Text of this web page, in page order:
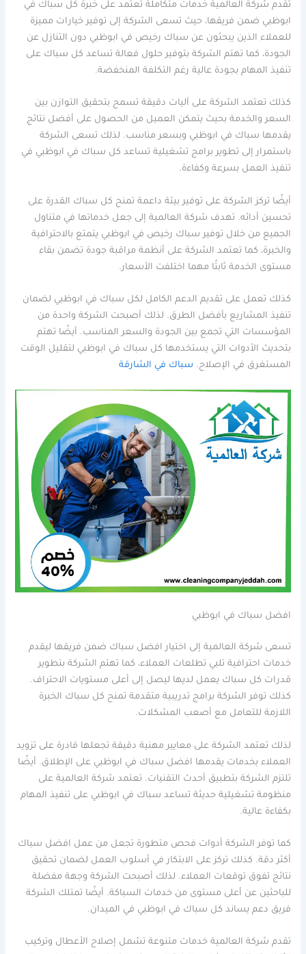
تقدم شركة العالمية خدمات متكاملة تعتمد على خبرة كل سباك في
ابوظبي ضمن فريقها، حيث تسعى الشركة إلى توفير خيارات مميزة
للعملاء الذين يبحثون عن سباك رخيص في ابوظبي دون التنازل عن
الجودة، كما تهتم الشركة بتوفير حلول فعالة تساعد كل سباك على
تنفيذ المهام بجودة عالية رغم التكلفة المنخفضة.
كذلك تعتمد الشركة على آليات دقيقة تسمح بتحقيق التوازن بين
السعر والخدمة بحيث يتمكن العميل من الحصول على أفضل نتائج
يقدمها سباك في ابوظبي وبسعر مناسب. لذلك تسعى الشركة
باستمرار إلى تطوير برامج تشغيلية تساعد كل سباك في ابوظبي في
تنفيذ العمل بسرعة وكفاءة.
أيضًا تركز الشركة على توفير بيئة داعمة تمنح كل سباك القدرة على
تحسين أدائه. تهدف شركة العالمية إلى جعل خدماتها في متناول
الجميع من خلال توفير سباك رخيص في ابوظبي يتمتع بالاحترافية
والخبرة، كما تعتمد الشركة على أنظمة مراقبة جودة تضمن بقاء
مستوى الخدمة ثابتًا مهما اختلفت الأسعار.
كذلك تعمل على تقديم الدعم الكامل لكل سباك في ابوظبي لضمان
تنفيذ المشاريع بأفضل الطرق. لذلك أصبحت الشركة واحدة من
المؤسسات التي تجمع بين الجودة والسعر المناسب. أيضًا تهتم
بتحديث الأدوات التي يستخدمها كل سباك في ابوظبي لتقليل الوقت
المستغرق في الإصلاح. سباك في الشارقة
افضل سباك في ابوظبي
تسعى شركة العالمية إلى اختيار افضل سباك ضمن فريقها ليقدم
خدمات احترافية تلبي تطلعات العملاء، كما تهتم الشركة بتطوير
قدرات كل سباك يعمل لديها ليصل إلى أعلى مستويات الاحتراف.
كذلك توفر الشركة برامج تدريبية متقدمة تمنح كل سباك الخبرة
اللازمة للتعامل مع أصعب المشكلات.
لذلك تعتمد الشركة على معايير مهنية دقيقة تجعلها قادرة على تزويد
العملاء بخدمات يقدمها افضل سباك في ابوظبي على الإطلاق. أيضًا
تلتزم الشركة بتطبيق أحدث التقنيات. تعتمد شركة العالمية على
منظومة تشغيلية حديثة تساعد سباك في ابوظبي على تنفيذ المهام
بكفاءة عالية.
كما توفر الشركة أدوات فحص متطورة تجعل من عمل افضل سباك
أكثر دقة. كذلك تركز على الابتكار في أسلوب العمل لضمان تحقيق
نتائج تفوق توقعات العملاء. لذلك أصبحت الشركة وجهة مفضلة
للباحثين عن أعلى مستوى من خدمات السباكة. أيضًا تمتلك الشركة
فريق دعم يساند كل سباك في ابوظبي في الميدان.
تقدم شركة العالمية خدمات متنوعة تشمل إصلاح الأعطال وتركيب